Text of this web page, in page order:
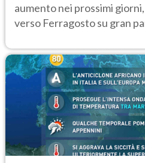
aumento nei prossimi
verso Ferragosto su gran